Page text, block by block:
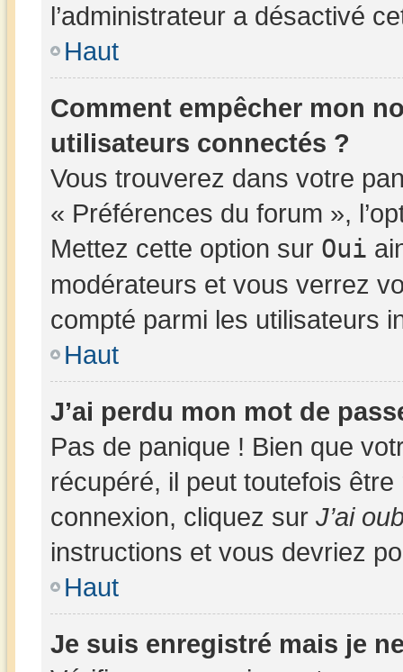
l’administrateur a désactivé
Haut
Comment empêcher mon
utilisateurs connectés ?
Vous trouverez dans votre
« Préférences du forum »,
Mettez cette option sur Oui
modérateurs et vous verrez
compté parmi les utilisateurs
Haut
J’ai perdu mon mot de
Pas de panique ! Bien que
récupéré, il peut toutefois
connexion, cliquez sur J’ai
instructions et vous devriez
Haut
Je suis enregistré mais je